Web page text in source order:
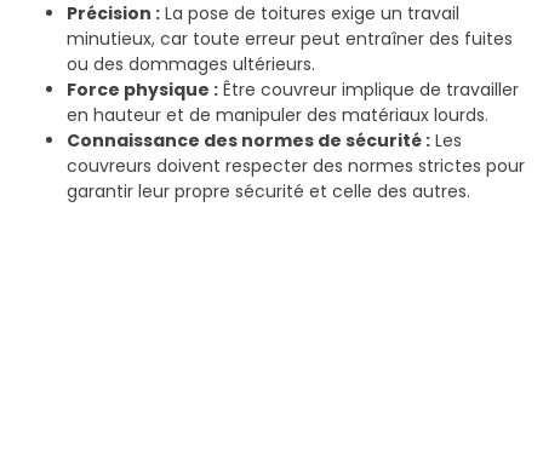
Précision : La pose de toitures exige un travail
minutieux, car toute erreur peut entraîner des fuites
ou des dommages ultérieurs.
Force physique : Être couvreur implique de travailler
en hauteur et de manipuler des matériaux lourds.
Connaissance des normes de sécurité : Les
couvreurs doivent respecter des normes strictes pour
garantir leur propre sécurité et celle des autres.